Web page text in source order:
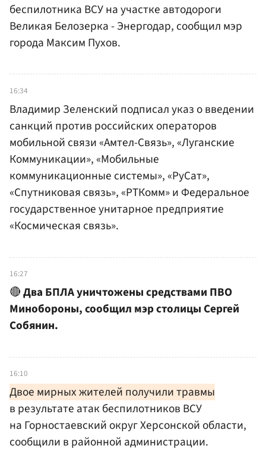
беспилотника ВСУ на участке автодороги
Великая Белозерка - Энергодар, сообщил мэр
города Максим Пухов.
16:34
Владимир Зеленский подписал указ о введении
санкций против российских операторов
мобильной связи «Амтел-Связь», «Луганские
Коммуникации», «Мобильные
коммуникационные системы», «РуСат»,
«Спутниковая связь», «РТКомм» и Федеральное
государственное унитарное предприятие
«Космическая связь».
16:27
🔴Два БПЛА уничтожены средствами ПВО
Минобороны, сообщил мэр столицы Сергей
Собянин.
16:10
Двое мирных жителей получили травмы
в результате атак беспилотников ВСУ
на Горностаевский округ Херсонской области,
сообщили в районной администрации.